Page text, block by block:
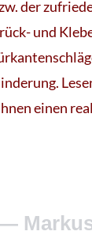
der
und
einen